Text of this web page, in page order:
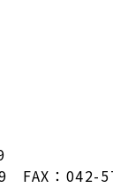
FAX：042-